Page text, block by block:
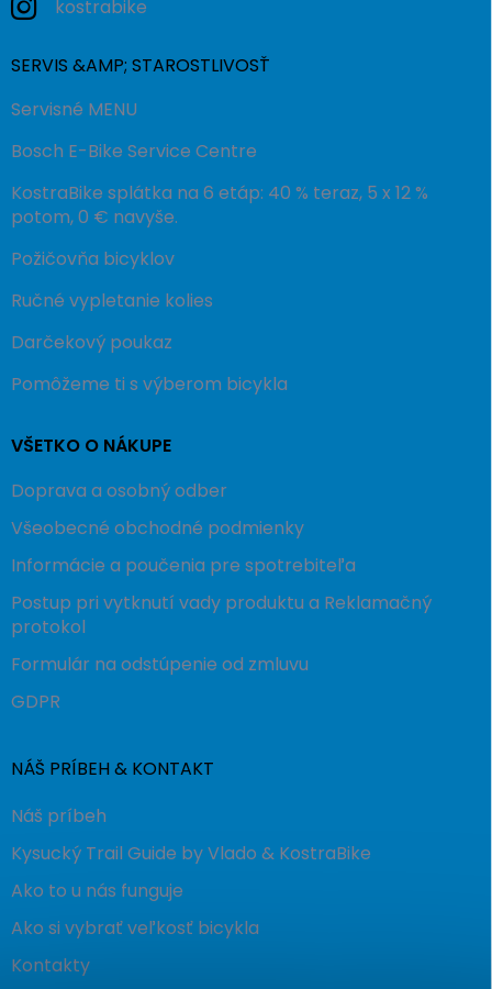
kostrabike
SERVIS &AMP; STAROSTLIVOSŤ
Servisné MENU
Bosch E-Bike Service Centre
KostraBike splátka na 6 etáp: 40 % teraz, 5 x 12 %
potom, 0 € navyše.
Požičovňa bicyklov
Ručné vypletanie kolies
Darčekový poukaz
Pomôžeme ti s výberom bicykla
VŠETKO O NÁKUPE
Doprava a osobný odber
Všeobecné obchodné podmienky
Informácie a poučenia pre spotrebiteľa
Postup pri vytknutí vady produktu a Reklamačný
protokol
Formulár na odstúpenie od zmluvu
GDPR
NÁŠ PRÍBEH & KONTAKT
Náš príbeh
Kysucký Trail Guide by Vlado & KostraBike
Ako to u nás funguje
Ako si vybrať veľkosť bicykla
Kontakty